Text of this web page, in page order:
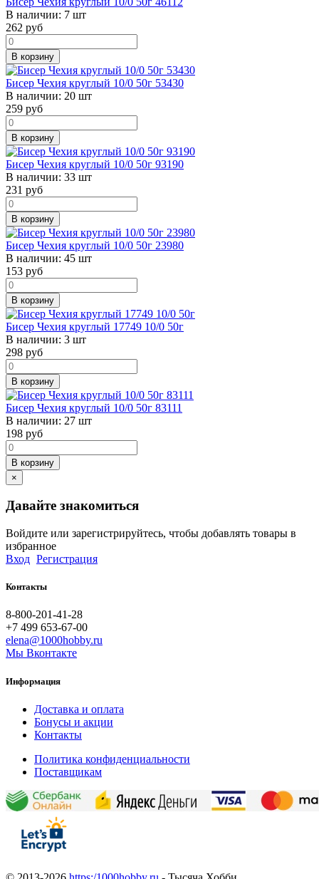
В наличии: 7 шт
262 руб
В корзину
Бисер Чехия круглый 10/0 50г 53430
В наличии: 20 шт
259 руб
В корзину
Бисер Чехия круглый 10/0 50г 93190
В наличии: 33 шт
231 руб
В корзину
Бисер Чехия круглый 10/0 50г 23980
В наличии: 45 шт
153 руб
В корзину
Бисер Чехия круглый 17749 10/0 50г
В наличии: 3 шт
298 руб
В корзину
Бисер Чехия круглый 10/0 50г 83111
В наличии: 27 шт
198 руб
В корзину
×
Давайте знакомиться
Войдите или зарегистрируйтесь, чтобы добавлять товары в
избранное
Вход Регистрация
Контакты
8-800-201-41-28
+7 499 653-67-00
elena@1000hobby.ru
Мы Вконтакте
Информация
Доставка и оплата
Бонусы и акции
Контакты
Политика конфиденциальности
Поставщикам